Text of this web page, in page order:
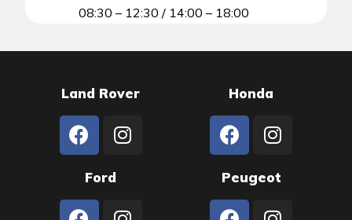
08:30 – 12:30 / 14:00 – 18:00
Land Rover Honda
Ford Peugeot